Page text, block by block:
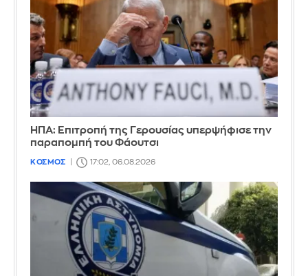
ΗΠΑ: Επιτροπή της Γερουσίας υπερψήφισε την
παραπομπή του Φάουτσι
ΚΟΣΜΟΣ 17:02, 06.08.2026